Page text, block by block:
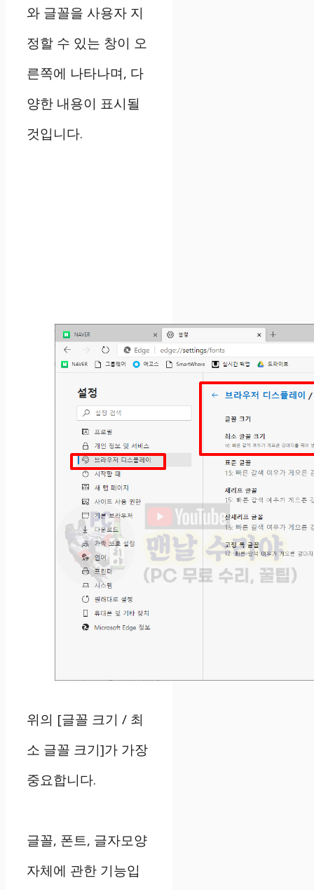
와 글꼴을 사용자 지
정할 수 있는 창이 오
른쪽에 나타나며, 다
양한 내용이 표시될
것입니다.
위의 [글꼴 크기 / 최
소 글꼴 크기]가 가장
중요합니다.
글꼴, 폰트, 글자모양
자체에 관한 기능입